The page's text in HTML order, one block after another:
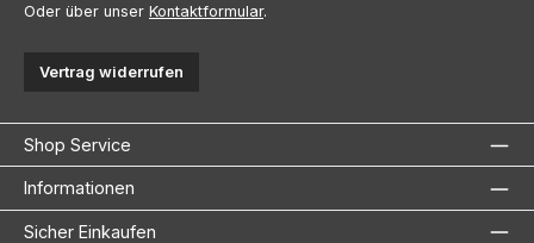
Oder über unser Kontaktformular.
Vertrag widerrufen
Shop Service
Informationen
Sicher Einkaufen